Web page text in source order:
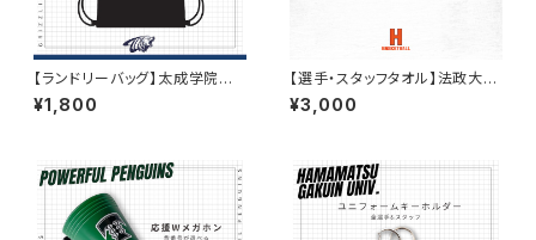
【ランドリーバッグ】太成学院高
校バスケ部
¥1,800
【選手・スタッフタオル】法政大学
バスケ部
¥3,000